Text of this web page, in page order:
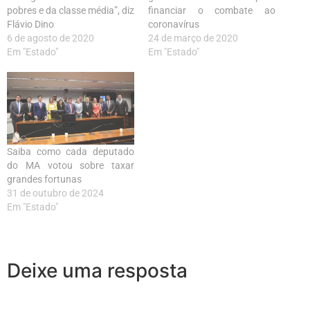
pobres e da classe média”, diz
Flávio Dino
6 de agosto de 2020
Em "Estado"
financiar o combate ao
coronavírus
24 de março de 2020
Em "Estado"
Saiba como cada deputado
do MA votou sobre taxar
grandes fortunas
31 de outubro de 2024
Em "Estado"
Deixe uma resposta